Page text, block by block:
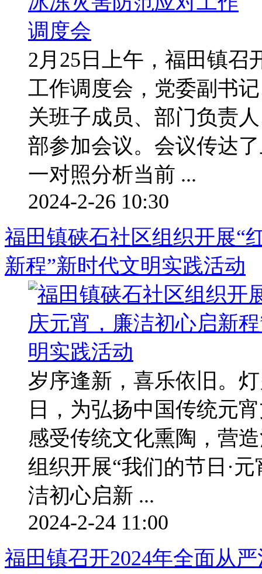
2月25日上午，福田镇召
工作调度会，党委副书
关班子成员、部门负责
部参加会议。会议传达
一对照分析当前 ...
2024-2-26 10:30
福田镇硖石社区组织开展“
新程”新时代文明实践活动
岁序逢新，喜乐依旧。
日，为弘扬中国传统元
感受传统文化熏陶，营
组织开展“我们的节日·
洁初心启新 ...
2024-2-24 11:00
福田镇召开2024年全面从